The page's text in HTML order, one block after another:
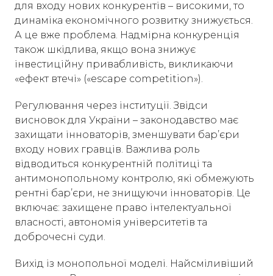
для входу нових конкурентів – високими, то
динаміка економічного розвитку знижується.
А це вже проблема. Надмірна конкуренція
також шкідлива, якщо вона знижує
інвестиційну привабливість, викликаючи
«ефект втечі» («escape competition»).
Регулювання через інституції. Звідси
висновок для України – законодавство має
захищати інноваторів, зменшувати бар’єри
входу нових гравців. Важлива роль
відводиться конкурентній політиці та
антимонопольному контролю, які обмежують
рентні бар’єри, не знищуючи інноваторів. Це
включає: захищене право інтелектуальної
власності, автономія університетів та
доброчесні суди.
Вихід із монопольної моделі. Найсміливіший